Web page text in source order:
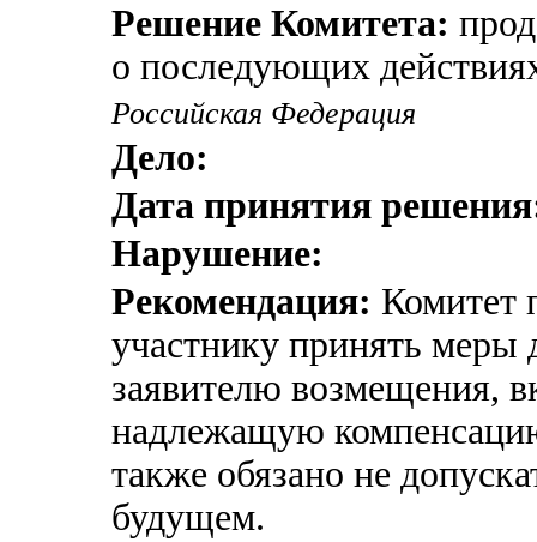
Решение Комитета:
о последующих
Российская Федерация
Дело:
Дата принятия
Нарушение:
Рекомендация: Комитет
участнику принять меры
заявителю возмещения,
надлежащую
также обязано не
будущем.